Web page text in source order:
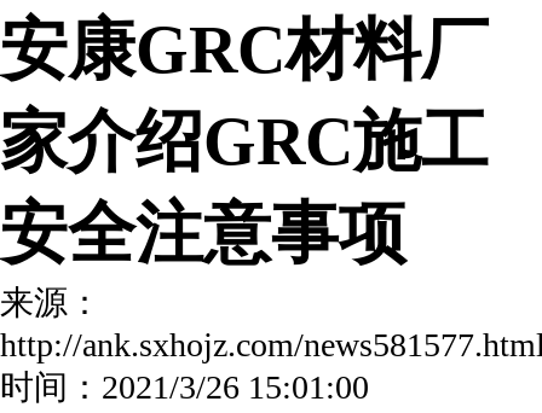
安康GRC材料厂
家介绍GRC施工
安全注意事项
来源：
http://ank.sxhojz.com/
时间：2021/3/26 15:01:00